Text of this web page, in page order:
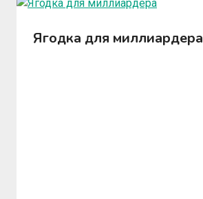
Ягодка для миллиардера